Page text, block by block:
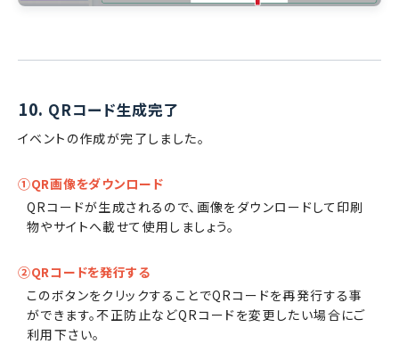
10. QRコード生成完了
イベントの作成が完了しました。
①QR画像をダウンロード
QRコードが生成されるので、画像をダウンロードして印刷
物やサイトへ載せて使用しましょう。
②QRコードを発行する
このボタンをクリックすることでQRコードを再発行する事
ができます。不正防止などQRコードを変更したい場合にご
利用下さい。